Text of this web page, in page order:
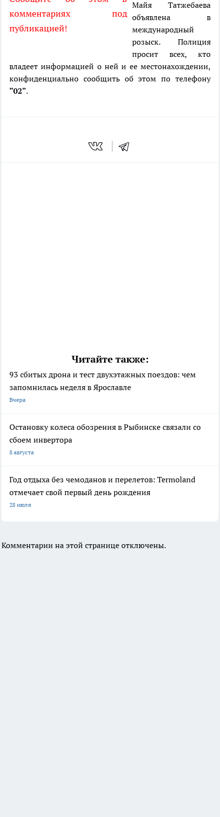
комментариях под
публикацией!
Майя Татжебаева
объявлена в
международный
розыск. Полиция
просит всех, кто
владеет информацией о ней и ее местонахождении,
конфиденциально сообщить об этом по телефону
"02".
Читайте также:
93 сбитых дрона и тест двухэтажных поездов: чем
запомнилась неделя в Ярославле
Вчера
Остановку колеса обозрения в Рыбинске связали со
сбоем инвертора
8 августа
Год отдыха без чемоданов и перелетов: Termoland
отмечает свой первый день рождения
28 июля
Комментарии на этой странице отключены.